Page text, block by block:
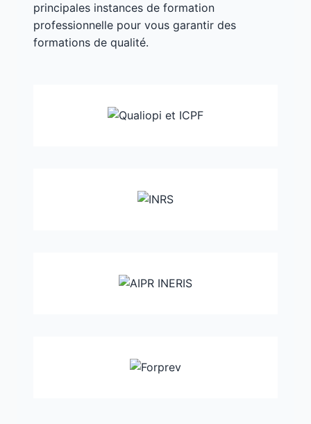
principales instances de formation
professionnelle pour vous garantir des
formations de qualité.